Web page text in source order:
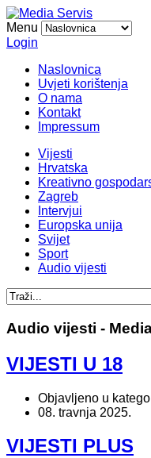
Menu
Login
Naslovnica
Uvjeti korištenja
O nama
Kontakt
Impressum
Vijesti
Hrvatska
Kreativno
Zagreb
Intervjui
Europska unija
Svijet
Sport
Audio vijesti
Audio vijesti -
VIJESTI U 18
Objavljeno u
08. travnja 2025.
VIJESTI PLUS